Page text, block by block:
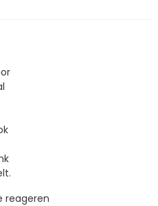
reageren